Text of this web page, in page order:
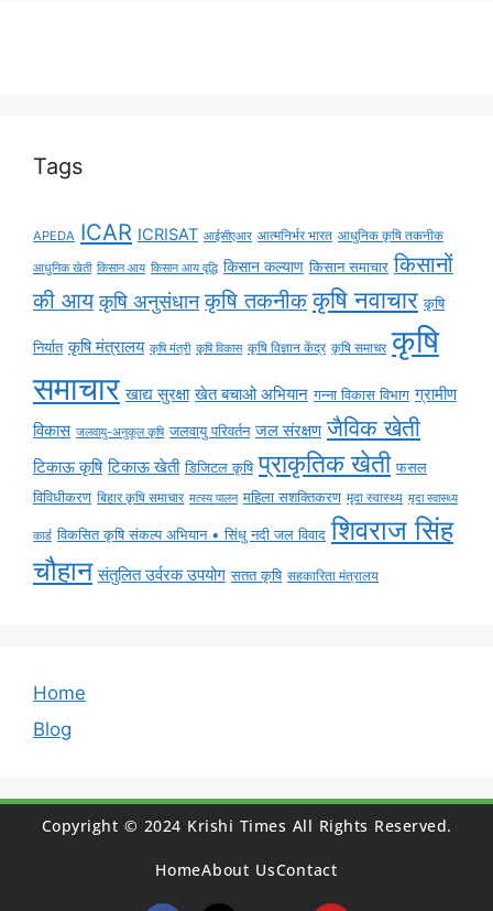
Tags
APEDA ICAR ICRISAT आईसीएआर आत्मनिर्भर भारत आधुनिक कृषि तकनीक
आधुनिक खेती किसान आय किसान आय वृद्धि किसान कल्याण किसान समाचार किसानों
की आय कृषि अनुसंधान कृषि तकनीक कृषि नवाचार कृषि
निर्यात कृषि मंत्रालय कृषि मंत्री कृषि विकास कृषि विज्ञान केंद्र कृषि समाचर कृषि
समाचार खाद्य सुरक्षा खेत बचाओ अभियान गन्ना विकास विभाग ग्रामीण
विकास जलवायु-अनुकूल कृषि जलवायु परिवर्तन जल संरक्षण जैविक खेती
टिकाऊ कृषि टिकाऊ खेती डिजिटल कृषि प्राकृतिक खेती फसल
विविधीकरण बिहार कृषि समाचार मत्स्य पालन महिला सशक्तिकरण मृदा स्वास्थ्य मृदा स्वास्थ्य
कार्ड विकसित कृषि संकल्प अभियान • सिंधु नदी जल विवाद शिवराज सिंह
चौहान संतुलित उर्वरक उपयोग सतत कृषि सहकारिता मंत्रालय
Home
Blog
Copyright © 2024 Krishi Times All Rights Reserved.
HomeAbout UsContact